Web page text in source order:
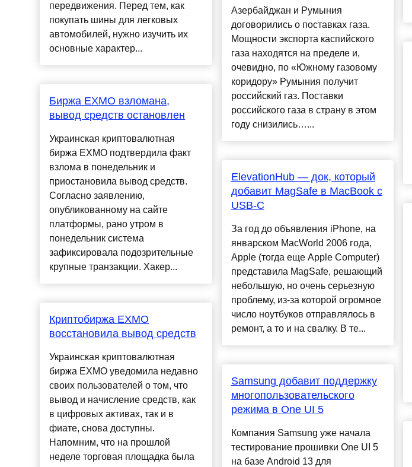
передвижения. Перед тем, как
покупать шины для легковых
автомобилей, нужно изучить их
основные характер...
Биржа EXMO взломана,
вывод средств остановлен
Украинская криптовалютная
биржа EXMO подтвердила факт
взлома в понедельник и
приостановила вывод средств.
Согласно заявлению,
опубликованному на сайте
платформы, рано утром в
понедельник система
зафиксировала подозрительные
крупные транзакции. Хакер...
Криптобиржа EXMO
восстановила вывод средств
Украинская криптовалютная
биржа EXMO уведомила недавно
своих пользователей о том, что
вывод и начисление средств, как
в цифровых активах, так и в
фиате, снова доступны.
Напомним, что на прошлой
неделе торговая площадка была
Азербайджан и Румыния
договорились о поставках газа.
Мощности экспорта каспийского
газа находятся на пределе и,
очевидно, по «Южному газовому
коридору» Румыния получит
российский газ. Поставки
российского газа в страну в этом
году снизились…...
ElevationHub — док, который
добавит MagSafe в MacBook с
USB-C
За год до объявления iPhone, на
январском MacWorld 2006 года,
Apple (тогда еще Apple Computer)
представила MagSafe, решающий
небольшую, но очень серьезную
проблему, из-за которой огромное
число ноутбуков отправлялось в
ремонт, а то и на свалку. В те...
Samsung добавит поддержку
многопользовательского
режима в One UI 5
Компания Samsung уже начала
тестирование прошивки One UI 5
на базе Android 13 для